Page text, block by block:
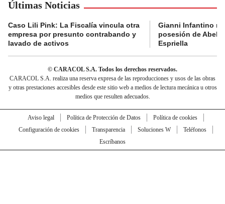
Últimas Noticias
Caso Lili Pink: La Fiscalía vincula otra
empresa por presunto contrabando y
lavado de activos
Gianni Infantino
posesión de
Espriella
© CARACOL S.A. Todos los derechos reservados.
CARACOL S.A. realiza una reserva expresa de las reproducciones y usos de las obras
y otras prestaciones accesibles desde este sitio web a medios de lectura mecánica u otros
medios que resulten adecuados.
Aviso legal Política de Protección de Datos
Política de cookies
Configuración de cookies
Transparencia Soluciones W
Teléfonos
Escríbanos